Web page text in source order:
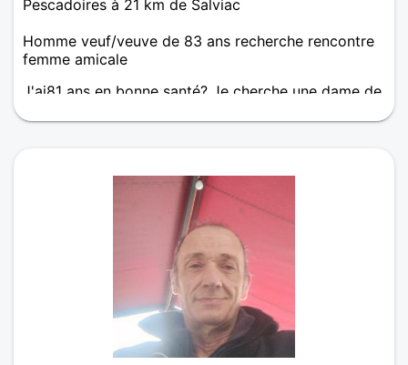
Pescadoires à 21 km de Salviac
Homme veuf/veuve de 83 ans recherche rencontre
femme amicale
J'ai81 ans en bonne santé? Je cherche une dame de
la DANCE , la marche tout les jours+ du vélo le soir